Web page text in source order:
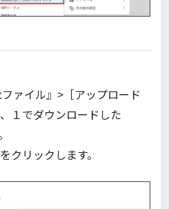
ァイル』>［アップロード
１でダウンロードした
クリックします。